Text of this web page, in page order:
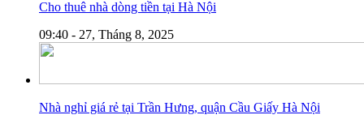
Cho thuê nhà dòng tiền tại Hà Nội
09:40 - 27, Tháng 8, 2025
Nhà nghỉ giá rẻ tại Trần Hưng, quận Cầu Giấy Hà Nội